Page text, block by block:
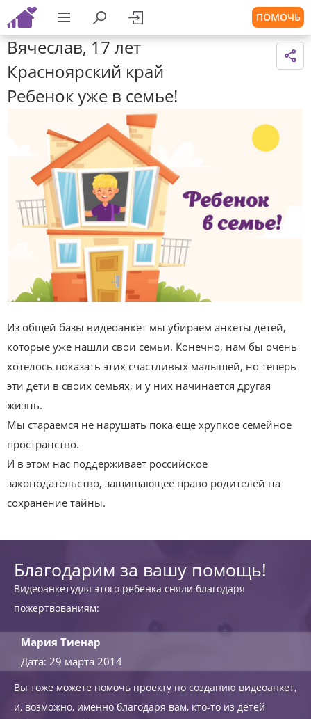
ПОМОЧЬ
Вячеслав, 17 лет
Красноярский край
Ребенок уже в семье!
Из общей базы видеоанкет мы убираем анкеты детей,
которые уже нашли свои семьи. Конечно, нам бы очень
хотелось показать этих счастливых малышей, но теперь
эти дети в своих семьях, и у них начинается другая
жизнь.
Мы стараемся не нарушать пока еще хрупкое семейное
пространство.
И в этом нас поддерживает российское
законодательство, защищающее право родителей на
сохранение тайны.
Благодарим за вашу помощь!
Видеоанкетудля этого ребенка сняли благодаря
пожертвованиям:
Мария Тиенар
Дата: 29 марта 2014
Вы тоже можете помочь проекту по созданию видеоанкет,
и, возможно, именно благодаря вам, кто-то из детей